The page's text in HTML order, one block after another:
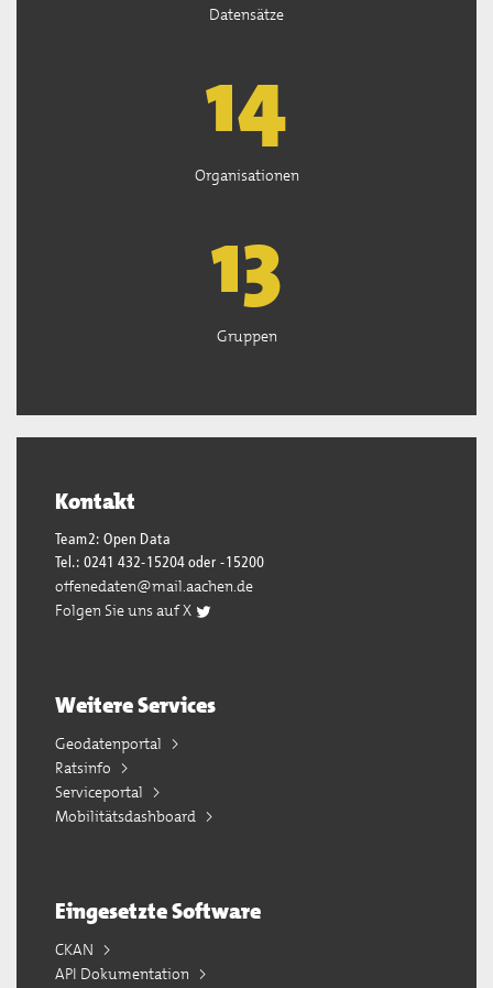
Datensätze
15
Organisationen
13
Gruppen
Kontakt
Team2: Open Data
Tel.: 0241 432-15204 oder -15200
offenedaten@mail.aachen.de
Folgen Sie uns auf X
Weitere Services
Geodatenportal
Ratsinfo
Serviceportal
Mobilitätsdashboard
Eingesetzte Software
CKAN
API Dokumentation